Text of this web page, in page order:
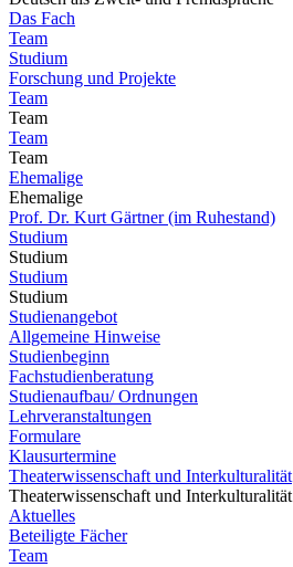
Das Fach
Team
Studium
Forschung und Projekte
Team
Team
Team
Team
Ehemalige
Ehemalige
Prof. Dr. Kurt Gärtner (im Ruhestand)
Studium
Studium
Studium
Studium
Studienangebot
Allgemeine Hinweise
Studienbeginn
Fachstudienberatung
Studienaufbau/ Ordnungen
Lehrveranstaltungen
Formulare
Klausurtermine
Theaterwissenschaft und Interkulturalität
Theaterwissenschaft und Interkulturalität
Aktuelles
Beteiligte Fächer
Team